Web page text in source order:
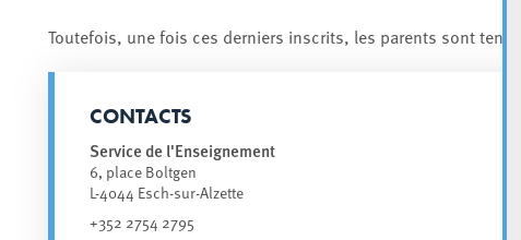
Toutefois, une fois ces derniers inscrits, les parents sont
CONTACTS
Service de l'Enseignement
6, place Boltgen
L-4044 Esch-sur-Alzette
+352 2754 2795